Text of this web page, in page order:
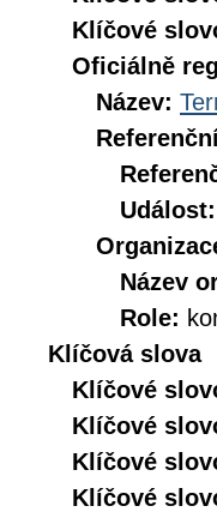
Klíčové
Oficiálně
Název:
Událost:
Název
Role:
Klíčová slova
Klíčové
Klíčové
Klíčové
Klíčové